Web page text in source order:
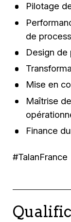
Pilotage
de
Design de
Mise en
Maîtrise
Finance
#TalanFrance